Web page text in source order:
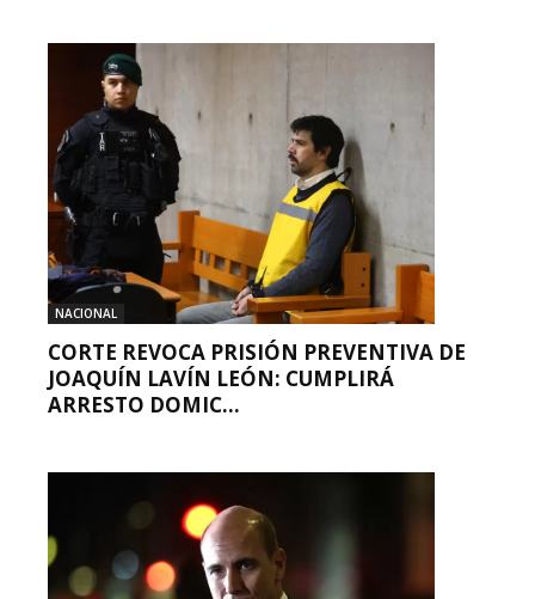
NACIONAL
CORTE REVOCA PRISIÓN PREVENTIVA DE
JOAQUÍN LAVÍN LEÓN: CUMPLIRÁ
ARRESTO DOMIC...